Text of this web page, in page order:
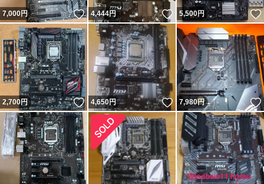
7,000円 いいね！
4,444円 いいね！
5,500円
2,700円 いいね！
4,650円 いいね！
7,980円